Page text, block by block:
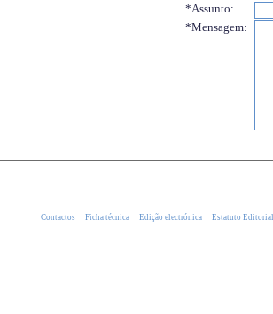
*Assunto:
*Mensagem:
Contactos Ficha técnica Edição electrónica Estatuto Editorial